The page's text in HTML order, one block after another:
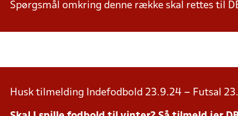
Spørgsmål omkring denne række skal rettes til
Husk tilmelding Indefodbold 23.9.24 – Futsal